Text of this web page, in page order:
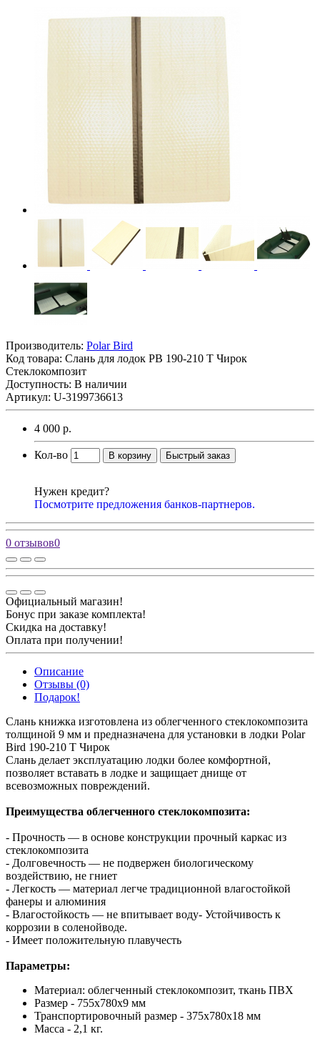
Производитель: Polar Bird
Код товара: Слань для лодок РВ 190-210 Т Чирок
Стеклокомпозит
Доступность: В наличии
Артикул: U-3199736613
4 000 р.
Кол-во В корзину Быстрый заказ
Нужен кредит?
Посмотрите предложения банков-партнеров.
0 отзывов0
Официальный магазин!
Бонус при заказе комплекта!
Скидка на доставку!
Оплата при получении!
Описание
Отзывы (0)
Подарок!
Слань книжка изготовлена из облегченного стеклокомпозита
толщиной 9 мм и предназначена для установки в лодки Рolar
Вird 190-210 Т Чирок
Слань делает эксплуатацию лодки более комфортной,
позволяет вставать в лодке и защищает днище от
всевозможных повреждений.
Преимущества облегченного стеклокомпозита:
- Прочность — в основе конструкции прочный каркас из
стеклокомпозита
- Долговечность — не подвержен биологическому
воздействию, не гниет
- Легкость — материал легче традиционной влагостойкой
фанеры и алюминия
- Влагостойкость — не впитывает воду- Устойчивость к
коррозии в соленойводе.
- Имеет положительную плавучесть
Параметры:
Материал: облегченный стеклокомпозит, ткань ПВХ
Размер - 755х780х9 мм
Транспортировочный размер - 375х780х18 мм
Масса - 2,1 кг.